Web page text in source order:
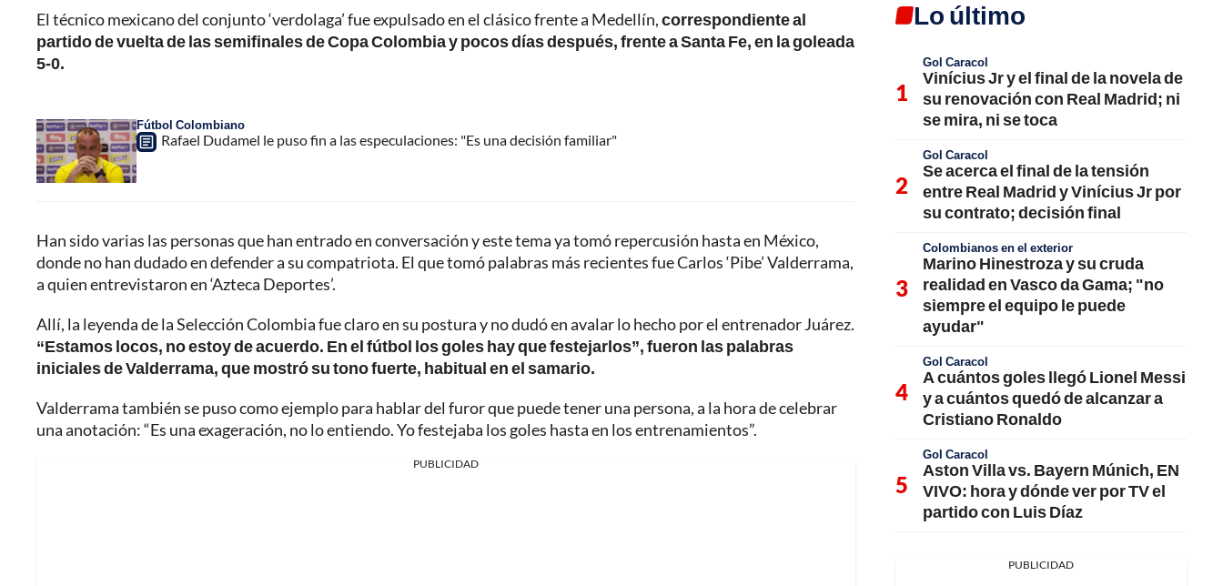
El técnico mexicano del conjunto ‘verdolaga’ fue expulsado en el clásico frente a Medellín,correspondiente al
partido de vuelta de las semifinales de Copa Colombia y pocos días después, frente a Santa Fe, en la goleada
5-0.
Fútbol Colombiano
Rafael Dudamel le puso fin a las especulaciones: "Es una decisión familiar"
Han sido varias las personas que han entrado en conversación y este tema ya tomó repercusión hasta en México,
donde no han dudado en defender a su compatriota. El que tomó palabras más recientes fue Carlos ‘Pibe’ Valderrama,
a quien entrevistaron en ‘Azteca Deportes’.
Allí, la leyenda de la Selección Colombia fue claro en su postura y no dudó en avalar lo hecho por el entrenador Juárez.
“Estamos locos, no estoy de acuerdo. En el fútbol los goles hay que festejarlos”, fueron las palabras
iniciales de Valderrama, que mostró su tono fuerte, habitual en el samario.
Valderrama también se puso como ejemplo para hablar del furor que puede tener una persona, a la hora de celebrar
una anotación: “Es una exageración, no lo entiendo. Yo festejaba los goles hasta en los entrenamientos”.
PUBLICIDAD
Lo último
Gol Caracol
Vinícius Jr y el final de la novela de
su renovación con Real Madrid; ni
se mira, ni se toca
Gol Caracol
Se acerca el final de la tensión
entre Real Madrid y Vinícius Jr por
su contrato; decisión final
Colombianos en el exterior
Marino Hinestroza y su cruda
realidad en Vasco da Gama; "no
siempre el equipo le puede
ayudar"
Gol Caracol
A cuántos goles llegó Lionel Messi
y a cuántos quedó de alcanzar a
Cristiano Ronaldo
Gol Caracol
Aston Villa vs. Bayern Múnich, EN
VIVO: hora y dónde ver por TV el
partido con Luis Díaz
PUBLICIDAD